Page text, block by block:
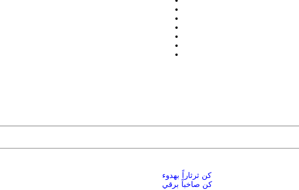
كن ثرثاراً بهدوء
كن صاخباً برقي